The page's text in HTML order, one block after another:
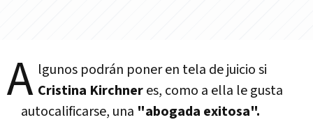
A lgunos podrán poner en tela de juicio si
Cristina Kirchneres, como a ella le gusta
autocalificarse, una "abogada exitosa".